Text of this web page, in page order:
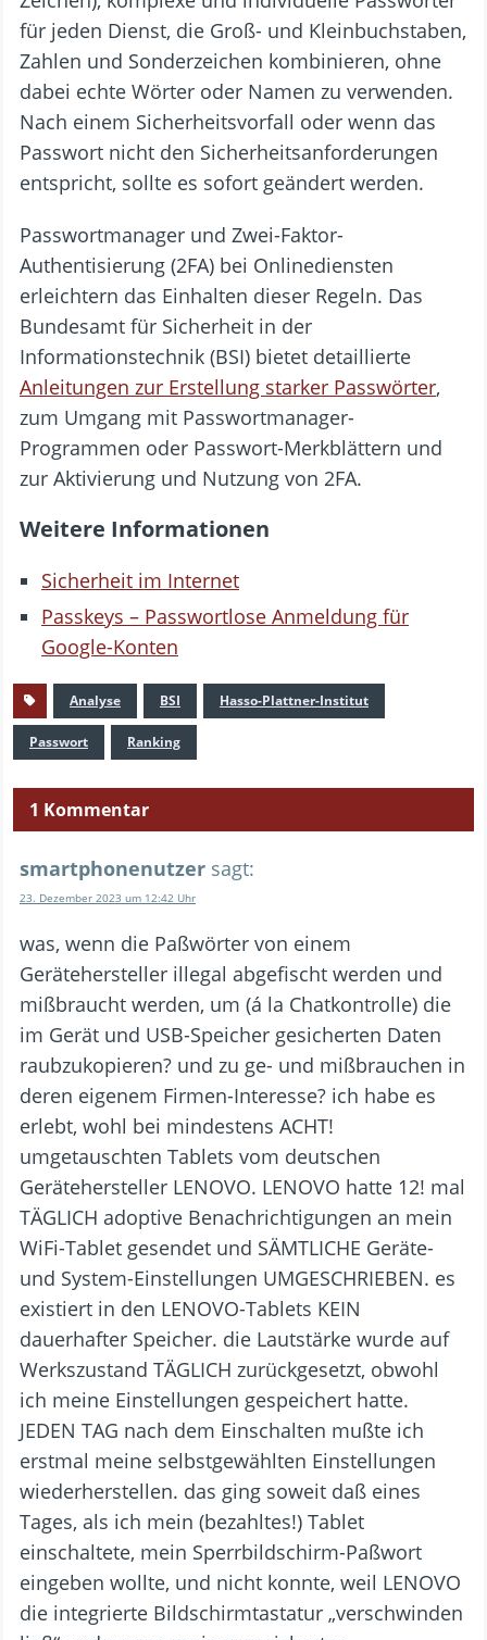
für jeden Dienst, die Groß- und Kleinbuchstaben,
Zahlen und Sonderzeichen kombinieren, ohne
dabei echte Wörter oder Namen zu verwenden.
Nach einem Sicherheitsvorfall oder wenn das
Passwort nicht den Sicherheitsanforderungen
entspricht, sollte es sofort geändert werden.
Passwortmanager und Zwei-Faktor-
Authentisierung (2FA) bei Onlinediensten
erleichtern das Einhalten dieser Regeln. Das
Bundesamt für Sicherheit in der
Informationstechnik (BSI) bietet detaillierte
Anleitungen zur Erstellung starker Passwörter,
zum Umgang mit Passwortmanager-
Programmen oder Passwort-Merkblättern und
zur Aktivierung und Nutzung von 2FA.
Weitere Informationen
Sicherheit im Internet
Passkeys – Passwortlose Anmeldung für
Google-Konten
Analyse BSI Hasso-Plattner-Institut
Passwort Ranking
1 Kommentar
smartphonenutzer sagt:
23. Dezember 2023 um 12:42 Uhr
was, wenn die Paßwörter von einem
Gerätehersteller illegal abgefischt werden und
mißbraucht werden, um (á la Chatkontrolle) die
im Gerät und USB-Speicher gesicherten Daten
raubzukopieren? und zu ge- und mißbrauchen in
deren eigenem Firmen-Interesse? ich habe es
erlebt, wohl bei mindestens ACHT!
umgetauschten Tablets vom deutschen
Gerätehersteller LENOVO. LENOVO hatte 12! mal
TÄGLICH adoptive Benachrichtigungen an mein
WiFi-Tablet gesendet und SÄMTLICHE Geräte-
und System-Einstellungen UMGESCHRIEBEN. es
existiert in den LENOVO-Tablets KEIN
dauerhafter Speicher. die Lautstärke wurde auf
Werkszustand TÄGLICH zurückgesetzt, obwohl
ich meine Einstellungen gespeichert hatte.
JEDEN TAG nach dem Einschalten mußte ich
erstmal meine selbstgewählten Einstellungen
wiederherstellen. das ging soweit daß eines
Tages, als ich mein (bezahltes!) Tablet
einschaltete, mein Sperrbildschirm-Paßwort
eingeben wollte, und nicht konnte, weil LENOVO
die integrierte Bildschirmtastatur „verschwinden